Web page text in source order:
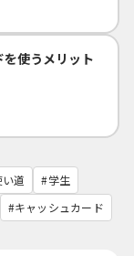
使うメリット
道
学生
キャッシュカード